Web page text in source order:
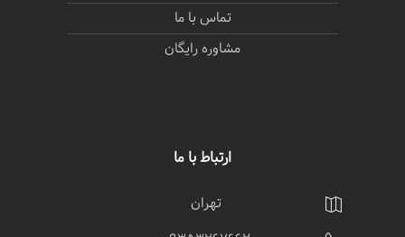
تماس با ما
مشاوره رایگان
ارتباط با ما
تهران